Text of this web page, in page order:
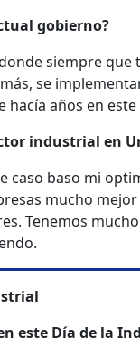
gobierno?
siempre
se
hacía años en
industrial en
caso baso mi
mucho
Tenemos
este Día de la